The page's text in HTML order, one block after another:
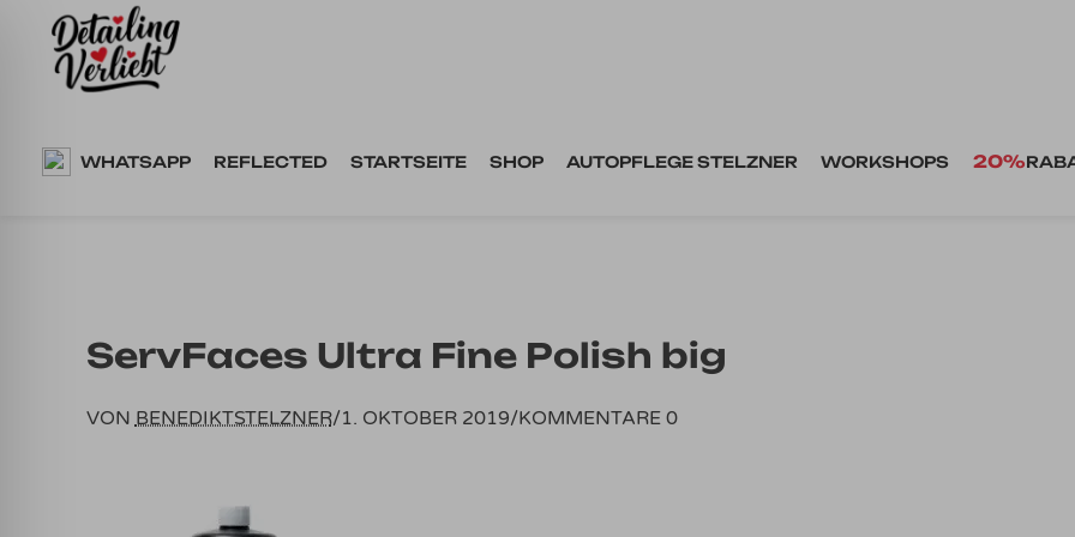
Springe
WHATSAPP REFLECTED STARTSEITE SHOP AUTOPFLEGE STELZNER WORKSHOPS 20%
ServFaces Ultra Fine Polish big
VON BENEDIKTSTELZNER/1. OKTOBER 2019/KOMMENTARE 0